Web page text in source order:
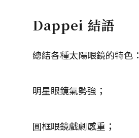
Dappei 結語
總結各種太陽眼鏡的特色：
明星眼鏡氣勢強；
圓框眼鏡戲劇感重；